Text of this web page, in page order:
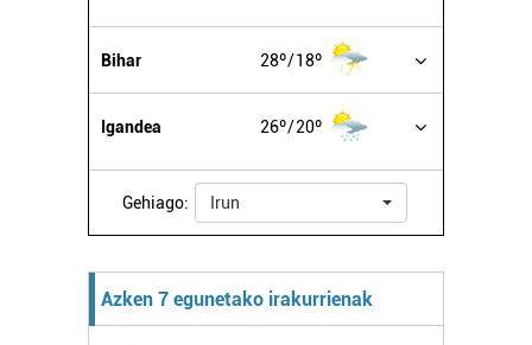
Bihar 28º 18º
Igandea 26º 20º
Gehiago: Irun
Azken 7 egunetako irakurrienak